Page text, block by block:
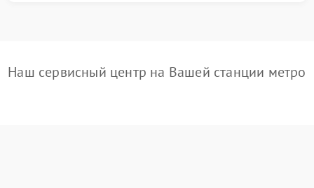
Наш сервисный центр на Вашей станции метро